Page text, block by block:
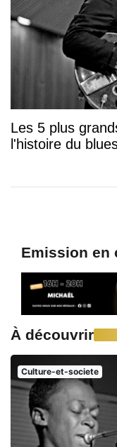
Les 5 plus
l'histoire du
Emission en
À découvrir
Culture-et-societe